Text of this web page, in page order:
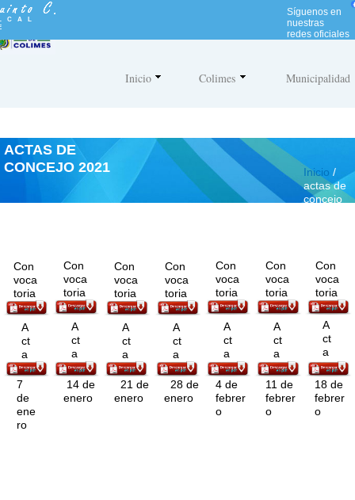
N
o
t
a
i
e
Inicio Colimes Municipalidad
Síguenos en
nuestras
redes oficiales
ACTAS DE
CONCEJO 2021
Inicio /
actas de
concejo
Con
voca
toria
Con
voca
toria
Con
voca
toria
Con
voca
toria
Con
voca
toria
Con
voca
toria
Con
voca
toria
A
ct
a
A
ct
a
A
ct
a
A
ct
a
A
ct
a
A
ct
a
A
ct
a
7
de
ene
ro
14 de
enero
21 de
enero
28 de
enero
4 de
febrer
o
11 de
febrer
o
18 de
febrer
o